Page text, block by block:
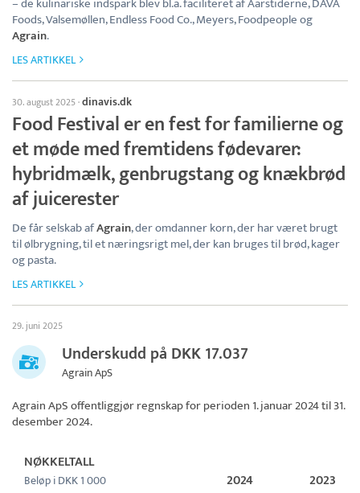
Foods, Valsemøllen, Endless Food Co., Meyers, Foodpeople og
Agrain.
LES ARTIKKEL
30. august 2025·dinavis.dk
Food Festival er en fest for familierne og
et møde med fremtidens fødevarer:
hybridmælk, genbrugstang og knækbrød
af juicerester
De får selskab afAgrain, der omdanner korn, der har været brugt
til ølbrygning, til et næringsrigt mel, der kan bruges til brød, kager
og pasta.
LES ARTIKKEL
29. juni 2025
Underskudd på DKK 17.037
Agrain ApS
Agrain ApSoffentliggjør regnskap for perioden 1. januar 2024 til 31.
desember 2024.
NØKKELTALL
Beløp i DKK 1 000 2024 2023